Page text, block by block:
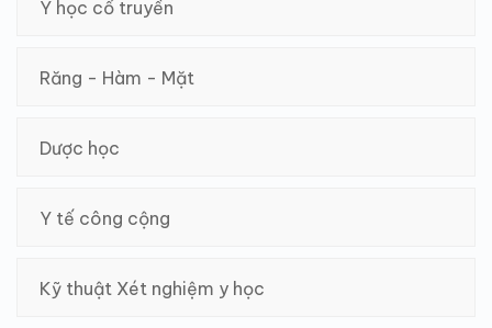
Y học cổ truyền
Răng - Hàm - Mặt
Dược học
Y tế công cộng
Kỹ thuật Xét nghiệm y học